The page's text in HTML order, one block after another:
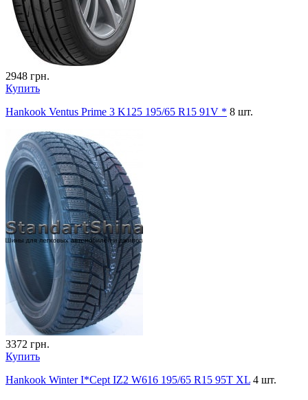
2948 грн.
Купить
Hankook Ventus Prime 3 K125 195/65 R15 91V * 8 шт.
3372 грн.
Купить
Hankook Winter I*Cept IZ2 W616 195/65 R15 95T XL 4 шт.